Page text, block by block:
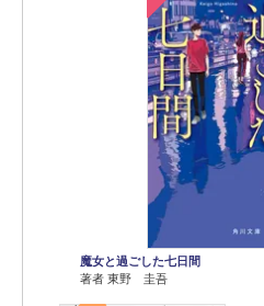
魔女と過ごした七日間
著者 東野 圭吾